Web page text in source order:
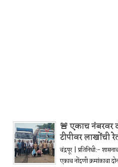
🚨 एकाच नंबरवर
टीपीवर लाखोंची
चंद्रपूर | प्रतिनिधी:-
एकाच नोंदणी क्रमांकाचा